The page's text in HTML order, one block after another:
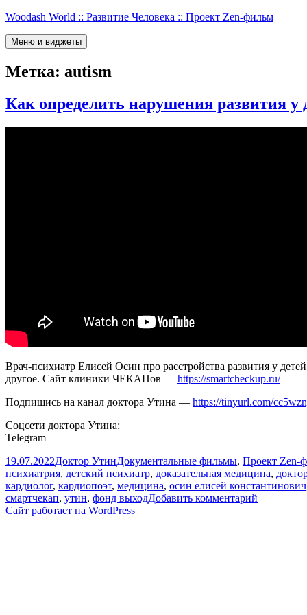
Перейти
содержимому
Woodash World :: Развитие Человека :: Проект Zen-фильм
Меню и виджеты
Метка: autism
Как определить нарушения развития у
Врач-психиатр Елисей Осин про расстройства развития у
другое. Сайт клиники ЧЕКАПов — https://smartcheckup.ru/
Подпишись на канал доктора Утина — https://tinyurl.com/
Соцсети доктора Утина:
Telegram
Опубликовано
19.07.2022Автор
Доктор УтинРубрики
Документальные фильмы, Проект Zen-
психиатрия, детский психиатр, доказательная медицина,
кардиолог, кардиопоэт, медицина, осин елисей константинович
смартчекап, утин, фонд выходДобавить комментарий
Сайт работает на WordPress